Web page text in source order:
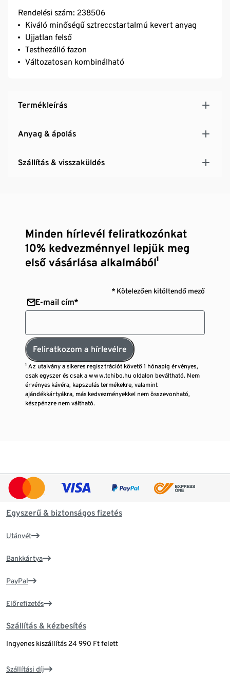
Rendelési szám: 238506
Kiváló minőségű sztreccstartalmú kevert anyag
Ujjatlan felső
Testhezálló fazon
Változatosan kombinálható
Termékleírás
Anyag & ápolás
Szállítás & visszaküldés
Minden hírlevél feliratkozónkat
10% kedvezménnyel lepjük meg
első vásárlása alkalmából¹
* Kötelezően kitöltendő mező
E-mail cím*
Feliratkozom a hírlevélre
¹ Az utalvány a sikeres regisztrációt követő 1 hónapig érvényes,
csak egyszer és csak a www.tchibo.hu oldalon beváltható. Nem
érvényes kávéra, kapszulás termékekre, valamint
ajándékkártyákra, más kedvezményekkel nem összevonható,
készpénzre nem váltható.
Egyszerű & biztonságos fizetés
Utánvét
Bankkártya
PayPal
Előrefizetés
Szállítás & kézbesítés
Ingyenes kiszállítás 24 990 Ft felett
Szállítási díj